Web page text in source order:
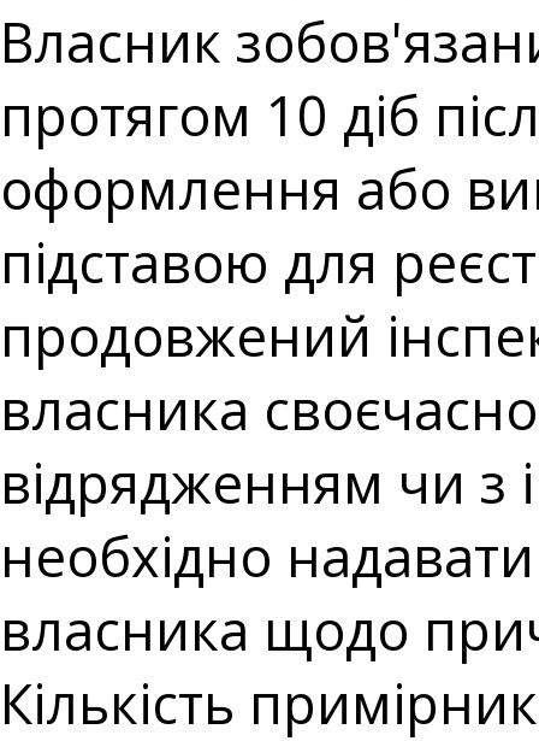
Власник
протягом 10 діб
оформлення або
підставою для
продовжений
власника
відрядженням чи з
необхідно
власника щодо
Кількість